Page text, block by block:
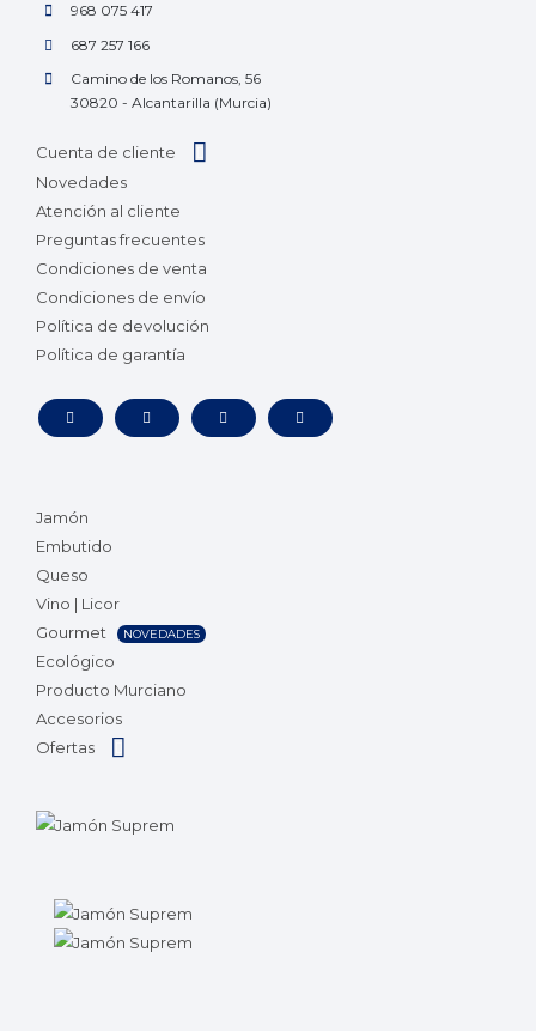
968 075 417
687 257 166
Camino de los Romanos, 56
30820 - Alcantarilla (Murcia)
Cuenta de cliente
Novedades
Atención al cliente
Preguntas frecuentes
Condiciones de venta
Condiciones de envío
Política de devolución
Política de garantía
Jamón
Embutido
Queso
Vino | Licor
Gourmet
NOVEDADES
Ecológico
Producto Murciano
Accesorios
Ofertas